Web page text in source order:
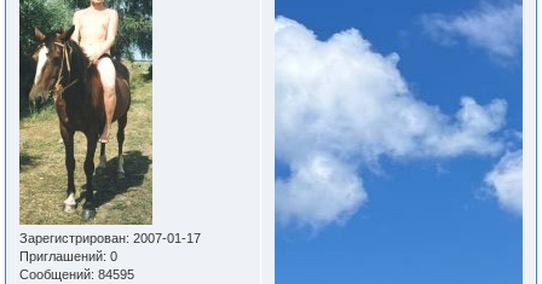
Зарегистрирован: 2007-01-17
Приглашений: 0
Сообщений: 84595